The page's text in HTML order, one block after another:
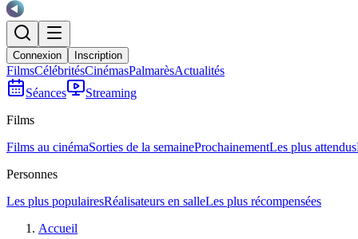
Connexion Inscription
FilmsCélébritésCinémasPalmarèsActualités
Séances
Streaming
Films
Films au cinémaSorties de la semaineProchainementLes plus attendus
Personnes
Les plus populairesRéalisateurs en salleLes plus récompensées
Accueil